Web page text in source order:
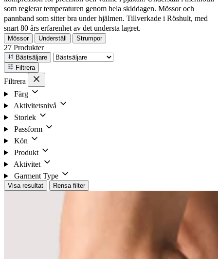
som reglerar temperaturen genom hela skiddagen. Mössor och
pannband som sitter bra under hjälmen. Tillverkade i Röshult, med
snart 80 års erfarenhet av det understa lagret.
Mössor Underställ Strumpor
27 Produkter
Bästsäljare
Filtrera
Filtrera
Färg
Aktivitetsnivå
Storlek
Passform
Kön
Produkt
Aktivitet
Garment Type
Visa resultat Rensa filter